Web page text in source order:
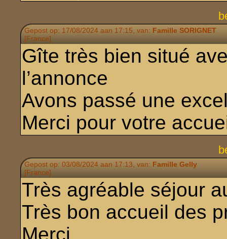
Gepost op: 17/08/2024 aan 17:15, van: Famille SORIGNET
[France]
Gîte très bien situé
l’annonce
Avons passé une
Merci pour votre
Gepost op: 03/08/2024 aan 17:13, van: Famille Gelly
[France]
Très agréable séjour
Très bon accueil des
Merci